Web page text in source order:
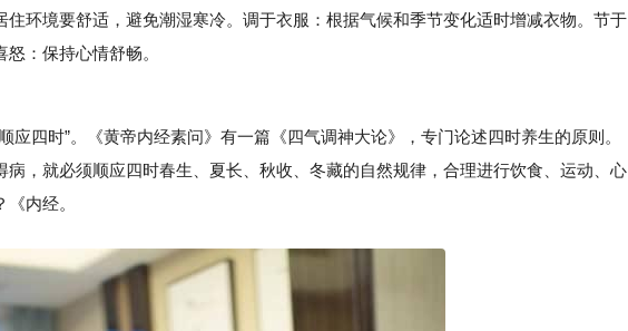
环境要舒适，避免潮湿寒冷。调于衣服：根据气候和季节变化适时增减衣物。节于
：保持心情舒畅。
四时”。《黄帝内经素问》有一篇《四气调神大论》，专门论述四时养生的原则。
，就必须顺应四时春生、夏长、秋收、冬藏的自然规律，合理进行饮食、运动、心
内经。